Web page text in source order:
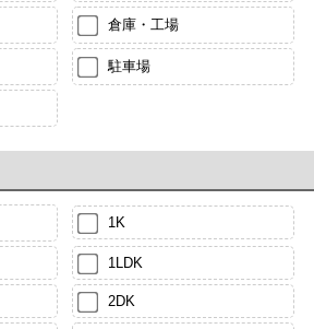
倉庫・工場
駐車場
1K
1LDK
2DK